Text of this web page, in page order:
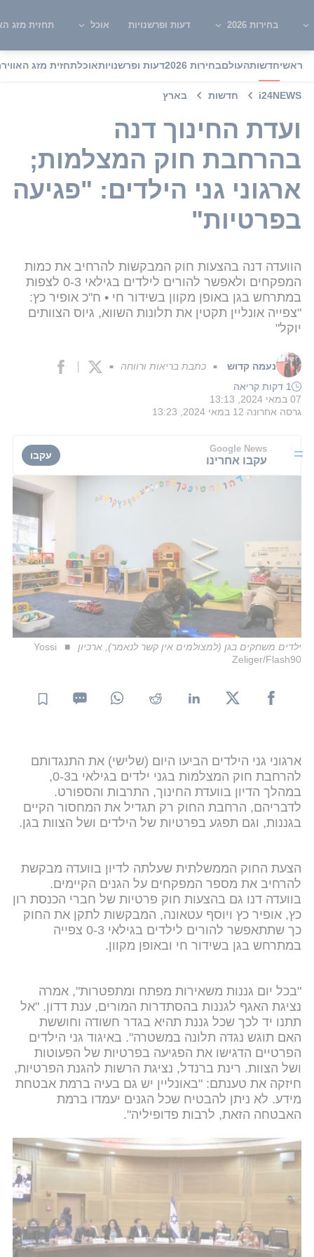
בחירות 2026 דעות ופרשנויות אוכל תחזית מזג
ראשיחדשותהעולםבחירות 2026 דעות ופרשנויותאוכלתחזית מזג האוויר
i24NEWS חדשות בארץ
ועדת החינוך דנה
בהרחבת חוק המצלמות;
ארגוני גני הילדים: "פגיעה
בפרטיות"
הוועדה דנה בהצעות חוק המבקשות להרחיב את כמות
המפקחים ולאפשר להורים לילדים בגילאי 0-3 לצפות
במתרחש בגן באופן מקוון בשידור חי • ח"כ אופיר כץ:
"צפייה אונליין תקטין את תלונות השווא, גיוס הצוותים
יוקל"
נעמה קדוש ■ כתבת בריאות ורווחה ■
1 דקות קריאה
07 במאי 2024, 13:13
גרסה אחרונה 12 במאי 2024, 13:23
Google News
עקבו אחרינו עקבו
ילדים משחקים בגן (למצולמים אין קשר לנאמר), ארכיון
Yossi
Zeliger/Flash90
ארגוני גני הילדים הביעו היום (שלישי) את התנגדותם
להרחבת חוק המצלמות בגני ילדים בגילאי ב0-3,
במהלך הדיון בוועדת החינוך, התרבות והספורט.
לדבריהם, הרחבת החוק רק תגדיל את המחסור הקיים
בגננות, וגם תפגע בפרטיות של הילדים ושל הצוות בגן.
הצעת החוק הממשלתית שעלתה לדיון בוועדה מבקשת
להרחיב את מספר המפקחים על הגנים הקיימים.
בוועדה דנו גם בהצעות חוק פרטיות של חברי הכנסת רון
כץ, אופיר כץ ויוסף עטאונה, המבקשות לתקן את החוק
כך שתתאפשר להורים לילדים בגילאי 0-3 צפייה
במתרחש בגן בשידור חי ובאופן מקוון.
"בכל יום גננות משאירות מפתח ומתפטרות", אמרה
נציגת האגף לגננות בהסתדרות המורים, ענת דדון. "אל
תתנו יד לכך שכל גננת תהיא בגדר חשודה וחוששת
האם תוגש נגדה תלונה במשטרה". באיגוד גני הילדים
הפרטיים הדגישו את הפגיעה בפרטיות של הפעוטות
ושל הצוות. רינת ברנדל, נציגת הרשות להגנת הפרטיות,
חיזקה את טענתם: "באונליין יש גם בעיה ברמת אבטחת
מידע. לא ניתן להבטיח שכל הגנים יעמדו ברמת
האבטחה הזאת, לרבות פדופיליה".